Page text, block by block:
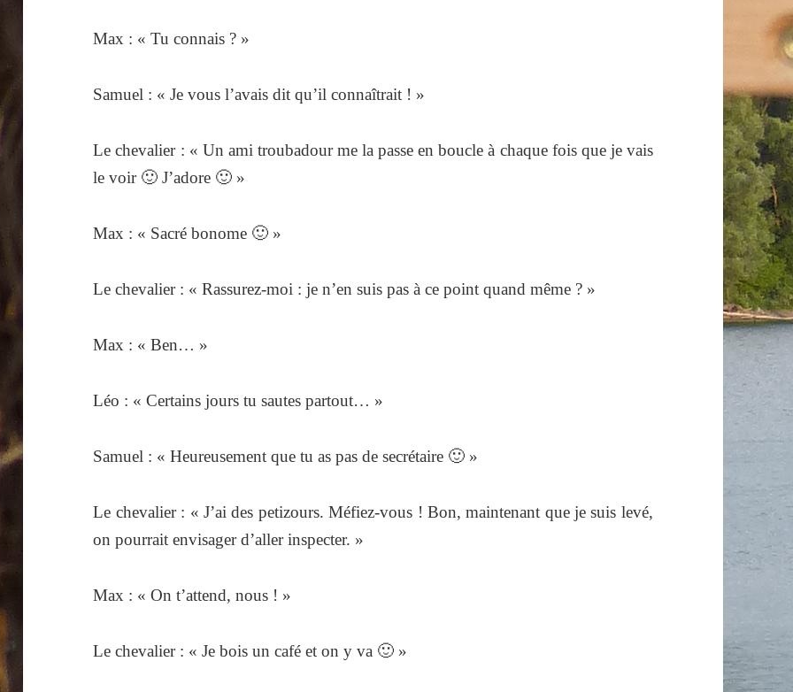
Max : « Tu connais ? »
Samuel : « Je vous l’avais dit qu’il connaîtrait ! »
Le chevalier : « Un ami troubadour me la passe en boucle à chaque fois que je vais
le voir 🙂 J’adore 🙂 »
Max : « Sacré bonome 🙂 »
Le chevalier : « Rassurez-moi : je n’en suis pas à ce point quand même ? »
Max : « Ben… »
Léo : « Certains jours tu sautes partout… »
Samuel : « Heureusement que tu as pas de secrétaire 🙂 »
Le chevalier : « J’ai des petizours. Méfiez-vous ! Bon, maintenant que je suis levé,
on pourrait envisager d’aller inspecter. »
Max : « On t’attend, nous ! »
Le chevalier : « Je bois un café et on y va 🙂 »